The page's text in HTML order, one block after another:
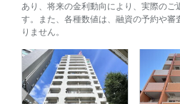
あり、将来の金利動向により、実際のご
す。また、各種数値は、融資の予約や審
りません。